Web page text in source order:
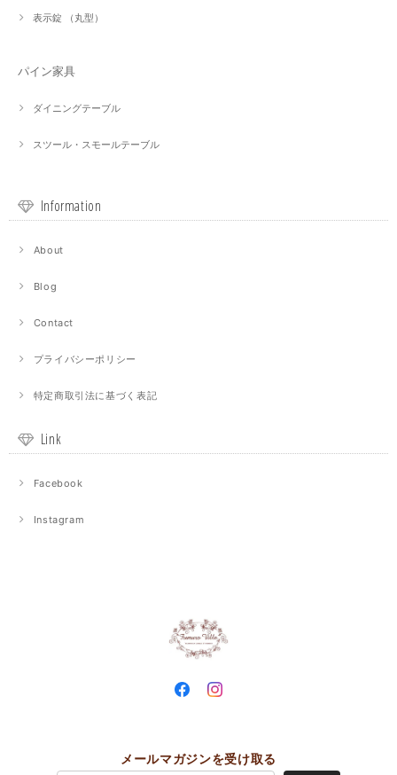
表示錠 （丸型）
パイン家具
ダイニングテーブル
スツール・スモールテーブル
Information
About
Blog
Contact
プライバシーポリシー
特定商取引法に基づく表記
Link
Facebook
Instagram
メールマガジンを受け取る